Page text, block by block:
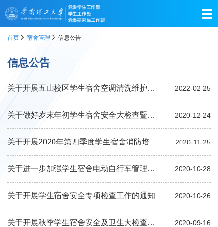
首页 宿舍管理 信息公告
信息公告
关于开展五山校区学生宿舍空调清洗维护工作的通知 2022-02-25
关于做好岁末年初学生宿舍安全大检查暨电动车违规充电专项整治工作的通知 2020-12-24
关于开展2020年第四季度学生宿舍消防培训及疏散演练的通知 2020-11-25
关于进一步加强学生宿舍电动自行车管理的通知 2020-10-28
关于开展学生宿舍安全专项检查工作的通知 2020-10-26
关于开展秋季学生宿舍安全及卫生大检查工作的通知 2020-09-16